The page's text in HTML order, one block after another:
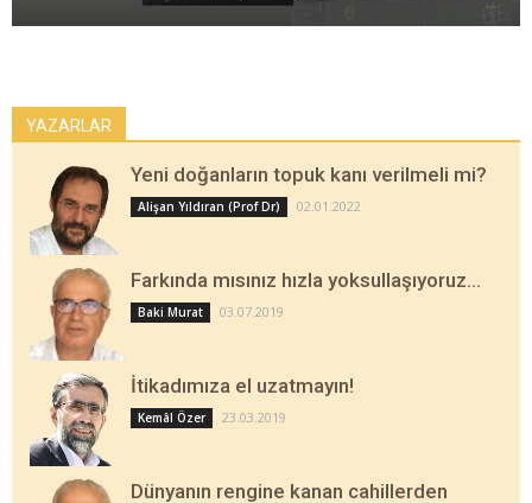
YAZARLAR
Yeni doğanların topuk kanı verilmeli mi?
Alişan Yıldıran (Prof Dr) 02.01.2022
Farkında mısınız hızla yoksullaşıyoruz…
Baki Murat 03.07.2019
İtikadımıza el uzatmayın!
Kemâl Özer 23.03.2019
Dünyanın rengine kanan cahillerden